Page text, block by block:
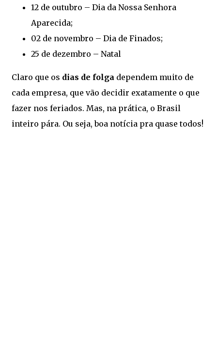
12 de outubro – Dia da Nossa Senhora
Aparecida;
02 de novembro – Dia de Finados;
25 de dezembro – Natal
Claro que os dias de folga dependem muito de
cada empresa, que vão decidir exatamente o que
fazer nos feriados. Mas, na prática, o Brasil
inteiro pára. Ou seja, boa notícia pra quase todos!